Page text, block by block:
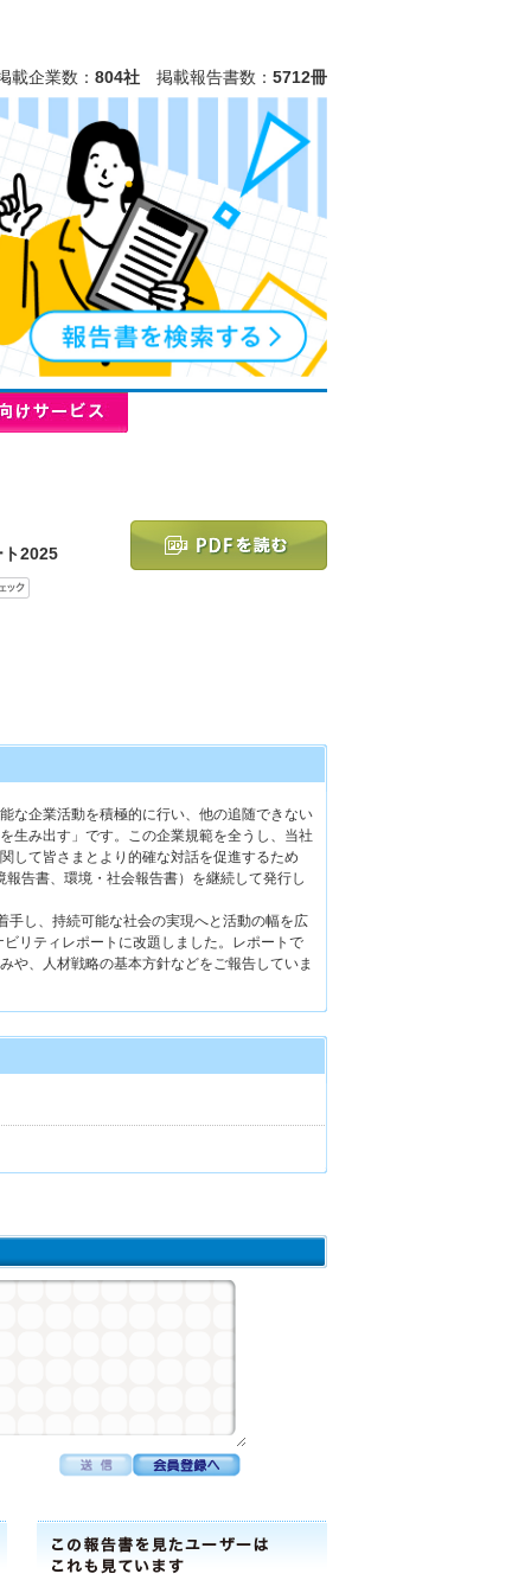
載企業数： 804社 掲載報告書数： 5712冊
ト2025
な企業活動を積極的に行い、他の追随できない
生み出す」です。この企業規範を全うし、当社
して皆さまとより的確な対話を促進するため
告書、環境・社会報告書）を継続して発行し
し、持続可能な社会の実現へと活動の幅を広
リティレポートに改題しました。レポートで
や、人材戦略の基本方針などをご報告していま